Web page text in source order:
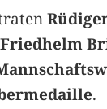
Friedhelm
.